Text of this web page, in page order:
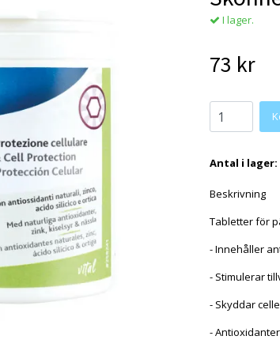
I lager.
73 kr
Antal i lager:
Beskrivning
Tabletter för
- Innehåller
- Stimulerar
- Skyddar
-